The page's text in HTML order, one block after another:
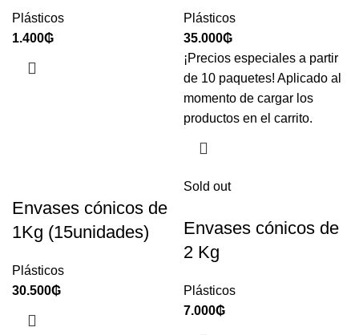
Plásticos
1.400₲
Plásticos
35.000₲
¡Precios especiales a partir
de 10 paquetes! Aplicado al
momento de cargar los
productos en el carrito.
Envases cónicos de
1Kg (15unidades)
Plásticos
30.500₲
Sold out
Envases cónicos de
2 Kg
Plásticos
7.000₲